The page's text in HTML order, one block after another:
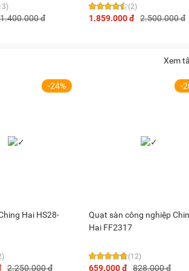
người dùng thay đổi linh hoạt giữa 3 cấp
hỏng liên quan đến mạch điện tử đồng thời
Sự kết hợp giữa khả năng tùy chỉnh tốc
1.400.000 đ
(2)
1.859.000 đ 2.500.000 đ
Xem
-24%
Hai HS28-
2.250.000 đ
-
Quạt sàn công nghiệp
Hai FF2317
(12)
659.000 đ 828.000 đ